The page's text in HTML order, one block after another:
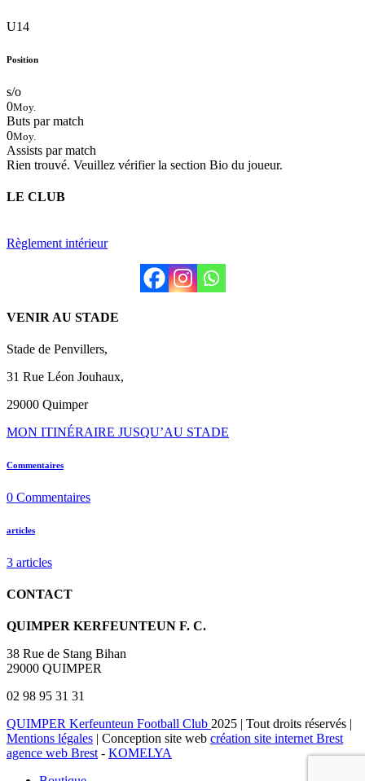
U14
Position
s/o
0Moy.
Buts par match
0Moy.
Assists par match
Rien trouvé. Veuillez vérifier la section Bio du joueur.
LE CLUB
Règlement intérieur
VENIR AU STADE
Stade de Penvillers,
31 Rue Léon Jouhaux,
29000 Quimper
MON ITINÉRAIRE JUSQU’AU STADE
Commentaires
0 Commentaires
articles
3 articles
CONTACT
QUIMPER KERFEUNTEUN F. C.
38 Rue de Stang Bihan
29000 QUIMPER
02 98 95 31 31
QUIMPER Kerfeunteun Football Club 2025 | Tout droits réservés |
Mentions légales | Conception site web création site internet Brest
agence web Brest - KOMELYA